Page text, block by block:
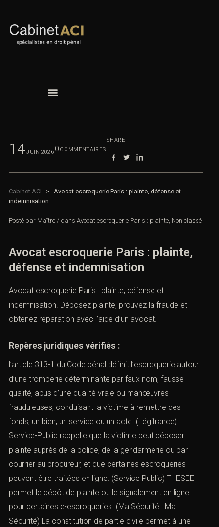
14 JUIN 2026 0 COMMENTAIRES
SHARE
Cabinet ACI > Avocat escroquerie Paris : plainte, défense et
indemnisation
Posté par Maître / dans Avocat escroquerie Paris : plainte, Non classé
Avocat escroquerie Paris : plainte,
défense et indemnisation
Avocat escroquerie Paris : plainte, défense et
indemnisation. Déposez plainte, prouvez la fraude et
obtenez réparation avec l’aide d’un avocat.
Repères juridiques vérifiés :
l’article 313-1 du Code pénal définit l’escroquerie autour
d’une tromperie déterminante par faux nom, fausse
qualité, abus d’une qualité vraie ou manœuvres
frauduleuses, conduisant la victime à remettre des
fonds, un bien, un service ou un acte. (Légifrance)
Service-Public rappelle que la victime peut déposer
plainte auprès de la police, de la gendarmerie ou par
courrier au procureur, et que certaines escroqueries
peuvent être traitées en ligne. (Service Public) THESEE
permet le dépôt de plainte ou le signalement en ligne
pour certaines e-escroqueries. (Ma Sécurité | Ma
Sécurité) La constitution de partie civile permet à une